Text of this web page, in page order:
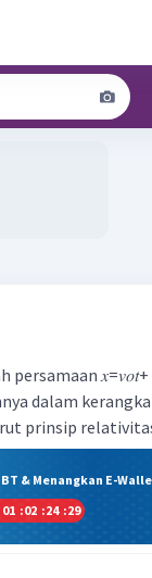
𝑥=𝑣𝑜𝑡+
dalam kerangka
prinsip
& Menangkan E-
01 :02 :24 :29